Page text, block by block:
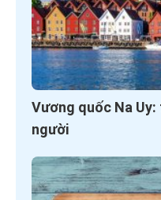
Vương quốc Na
người